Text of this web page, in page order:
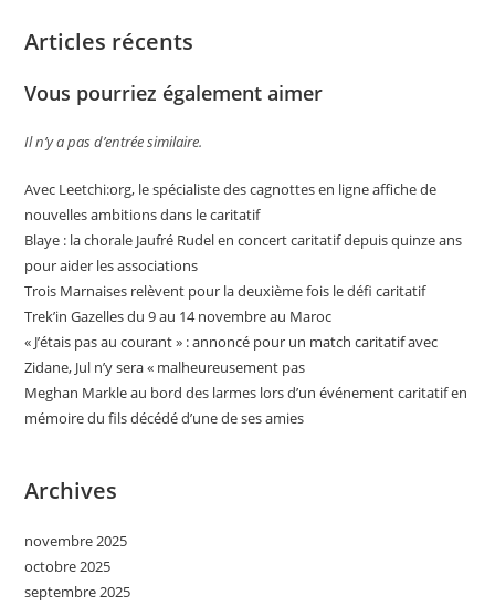
Articles récents
Vous pourriez également aimer
Il n’y a pas d’entrée similaire.
Avec Leetchi:org, le spécialiste des cagnottes en ligne affiche de
nouvelles ambitions dans le caritatif
Blaye : la chorale Jaufré Rudel en concert caritatif depuis quinze ans
pour aider les associations
Trois Marnaises relèvent pour la deuxième fois le défi caritatif
Trek’in Gazelles du 9 au 14 novembre au Maroc
« J’étais pas au courant » : annoncé pour un match caritatif avec
Zidane, Jul n’y sera « malheureusement pas
Meghan Markle au bord des larmes lors d’un événement caritatif en
mémoire du fils décédé d’une de ses amies
Archives
novembre 2025
octobre 2025
septembre 2025